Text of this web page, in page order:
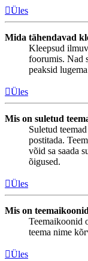
Üles
Mida tähendavad
Kleepsud
foorumis. Nad
peaksid
Üles
Mis on suletud
Suletud
postitada.
võid sa saada
õigused.
Üles
Mis on teemaikoonid
Teemaikoonid
teema nime
Üles